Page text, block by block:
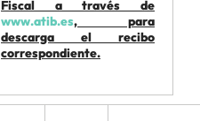
Fiscal a través de
www.atib.es, para
descarga el recibo
correspondiente.